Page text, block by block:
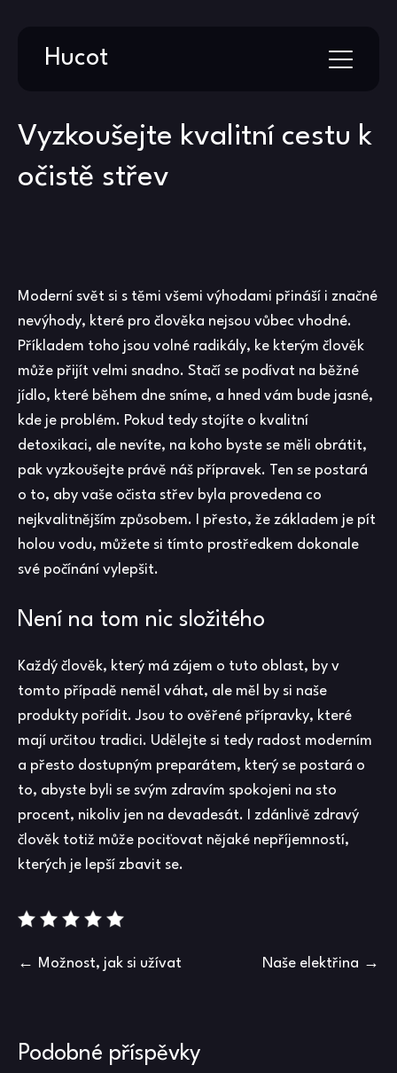
Hucot
Vyzkoušejte kvalitní cestu k
očistě střev
Moderní svět si s těmi všemi výhodami přináší i značné
nevýhody, které pro člověka nejsou vůbec vhodné.
Příkladem toho jsou volné radikály, ke kterým člověk
může přijít velmi snadno. Stačí se podívat na běžné
jídlo, které během dne sníme, a hned vám bude jasné,
kde je problém. Pokud tedy stojíte o kvalitní
detoxikaci, ale nevíte, na koho byste se měli obrátit,
pak vyzkoušejte právě náš přípravek. Ten se postará
o to, aby vaše očista střev byla provedena co
nejkvalitnějším způsobem. I přesto, že základem je pít
holou vodu, můžete si tímto prostředkem dokonale
své počínání vylepšit.
Není na tom nic složitého
Každý člověk, který má zájem o tuto oblast, by v
tomto případě neměl váhat, ale měl by si naše
produkty pořídit. Jsou to ověřené přípravky, které
mají určitou tradici. Udělejte si tedy radost moderním
a přesto dostupným preparátem, který se postará o
to, abyste byli se svým zdravím spokojeni na sto
procent, nikoliv jen na devadesát. I zdánlivě zdravý
člověk totiž může pociťovat nějaké nepříjemností,
kterých je lepší zbavit se.
Navigace
Možnost, jak si užívat Naše elektřina
Podobné příspěvky